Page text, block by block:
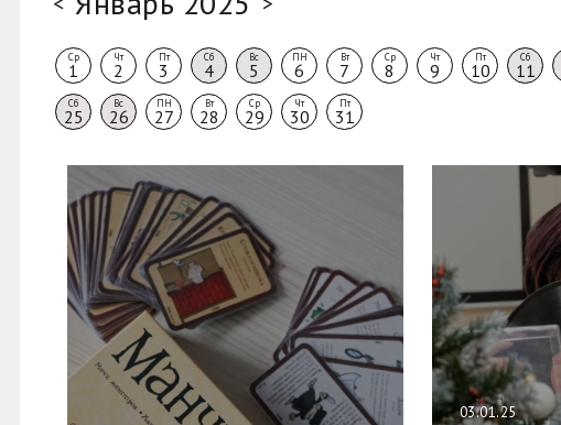
Ср
1
Чт
2
Пт
3
Сб
4
Вс
5
ПН
6
Вт
7
Ср
8
Чт
9
Пт
10
Сб
11
Сб
25
Вс
26
ПН
27
Вт
28
Ср
29
Чт
30
Пт
31
03.01.25